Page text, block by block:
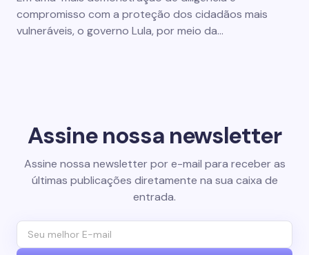
compromisso com a proteção dos cidadãos mais
vulneráveis, o governo Lula, por meio da…
Assine nossa newsletter
Assine nossa newsletter por e-mail para receber as
últimas publicações diretamente na sua caixa de
entrada.